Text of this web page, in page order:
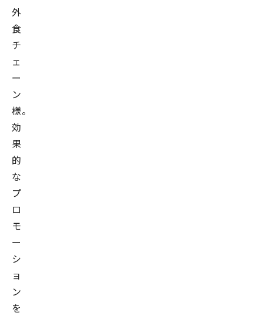
外
食
チ
ェ
ー
ン
様。
効
果
的
な
プ
ロ
モ
ー
シ
ョ
ン
を